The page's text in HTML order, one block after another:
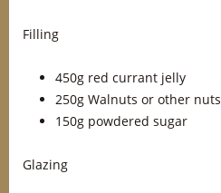
Filling
450g red currant jelly
250g Walnuts or other nuts
150g powdered sugar
Glazing